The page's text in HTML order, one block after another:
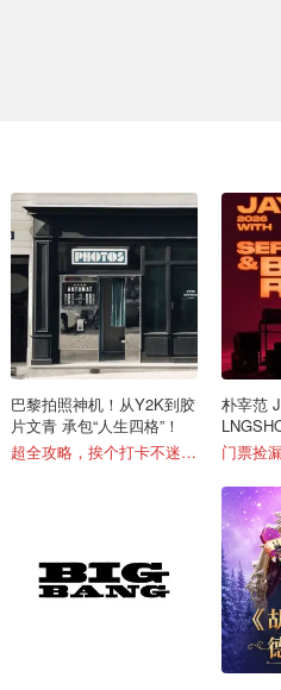
巴黎拍照神机！从Y2K到胶
片文青 承包“人生四格”！
超全攻略，挨个打卡不迷路！
朴宰范
意等上
门票捡